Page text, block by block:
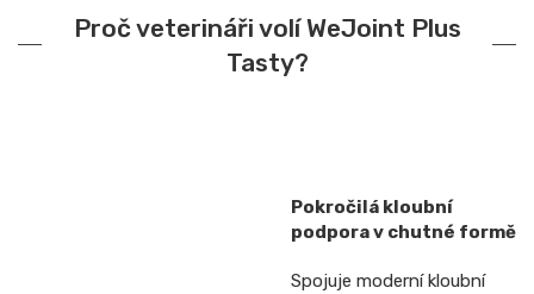
Proč veterináři volí WeJoint Plus
Tasty?
Pokročilá kloubní
podpora v chutné formě
Spojuje moderní kloubní